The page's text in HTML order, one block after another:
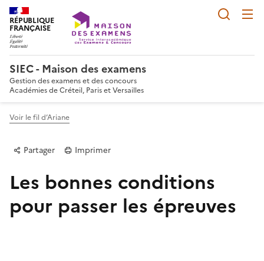
RÉPUBLIQUE
FRANÇAISE
SIEC - Maison des examens
Gestion des examens et des concours
Académies de Créteil, Paris et Versailles
Voir le fil d’Ariane
Partager Imprimer
Les bonnes conditions
pour passer les épreuves